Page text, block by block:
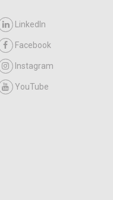
LinkedIn
Facebook
Instagram
YouTube